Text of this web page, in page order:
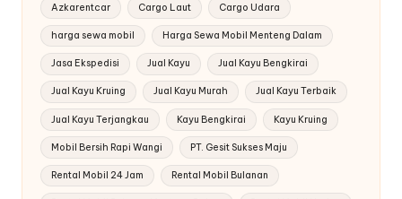
Azkarentcar Cargo Laut Cargo Udara
harga sewa mobil Harga Sewa Mobil Menteng Dalam
Jasa Ekspedisi Jual Kayu Jual Kayu Bengkirai
Jual Kayu Kruing Jual Kayu Murah Jual Kayu Terbaik
Jual Kayu Terjangkau Kayu Bengkirai Kayu Kruing
Mobil Bersih Rapi Wangi PT. Gesit Sukses Maju
Rental Mobil 24 Jam Rental Mobil Bulanan